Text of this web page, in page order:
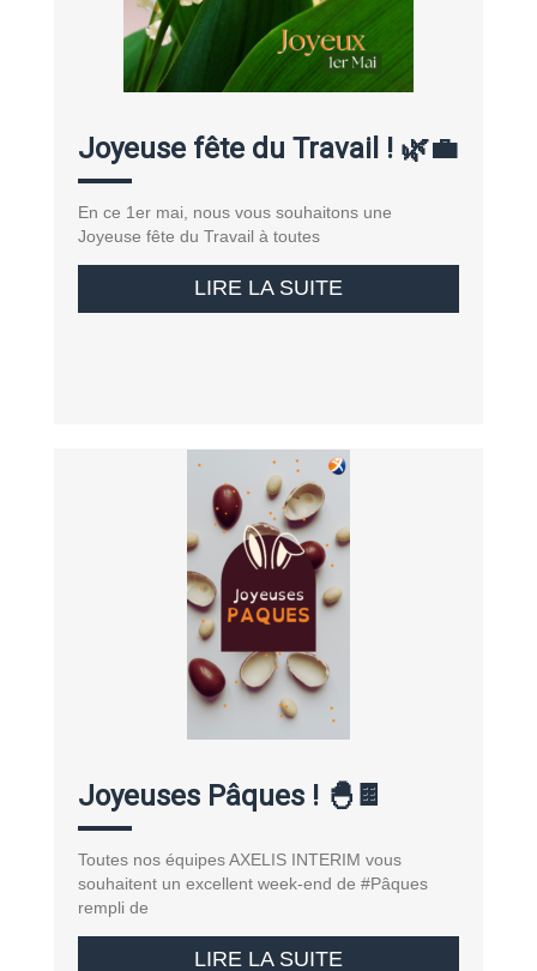
Joyeuse fête du Travail ! 🌿💼
En ce 1er mai, nous vous souhaitons une
Joyeuse fête du Travail à toutes
LIRE LA SUITE
Joyeuses Pâques ! 🐣🍫
Toutes nos équipes AXELIS INTERIM vous
souhaitent un excellent week-end de #Pâques
rempli de
LIRE LA SUITE